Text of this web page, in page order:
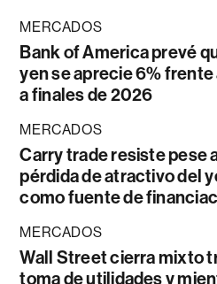
MERCADOS
Bank of America prevé
yen se aprecie 6% frente
a finales de 2026
MERCADOS
Carry trade resiste pese
pérdida de atractivo del
como fuente de
MERCADOS
Wall Street cierra mixto
toma de utilidades y